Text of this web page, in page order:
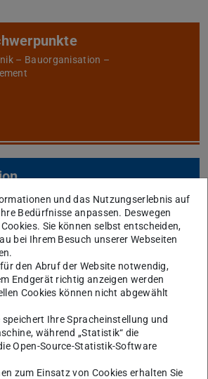
– Bauorganisation –
– Digitalisierung
Risikomanagement
und das Nutzungserlebnis auf
Bedürfnisse anpassen. Deswegen
Sie können selbst entscheiden,
bei Ihrem Besuch unserer Webseiten
den Abruf der Website notwendig,
Endgerät richtig anzeigen werden
Cookies können nicht abgewählt
Ihre Spracheinstellung und
während „Statistik“ die
Open-Source-Statistik-Software
zum Einsatz von Cookies erhalten Sie